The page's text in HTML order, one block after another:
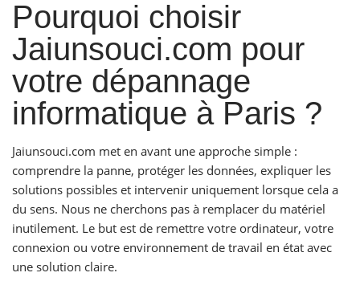
Pourquoi choisir
Jaiunsouci.com pour
votre dépannage
informatique à Paris ?
Jaiunsouci.com met en avant une approche simple :
comprendre la panne, protéger les données, expliquer les
solutions possibles et intervenir uniquement lorsque cela a
du sens. Nous ne cherchons pas à remplacer du matériel
inutilement. Le but est de remettre votre ordinateur, votre
connexion ou votre environnement de travail en état avec
une solution claire.